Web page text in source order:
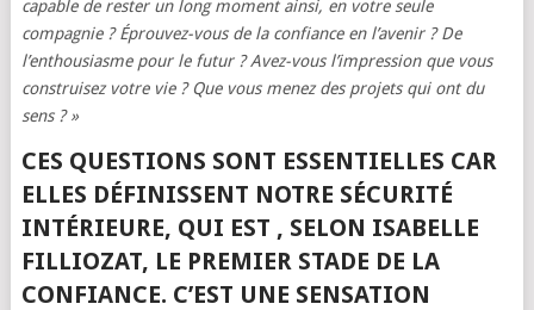
capable de rester un long moment ainsi, en votre seule
compagnie ? Éprouvez-vous de la confiance en l’avenir ? De
l’enthousiasme pour le futur ? Avez-vous l’impression que vous
construisez votre vie ? Que vous menez des projets qui ont du
sens ? »
CES QUESTIONS SONT ESSENTIELLES CAR
ELLES DÉFINISSENT NOTRE SÉCURITÉ
INTÉRIEURE, QUI EST , SELON ISABELLE
FILLIOZAT, LE PREMIER STADE DE LA
CONFIANCE. C’EST UNE SENSATION